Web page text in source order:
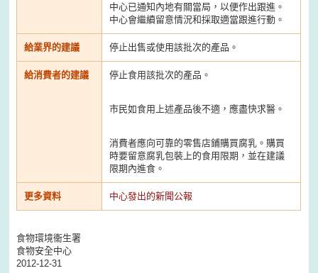
中心已通知內地有關當局，以便作出跟進。
中心會繼續留意情況和採取適當跟進行動。
給業界的建議 停止出售或使用該批次的產品。
給消費者的建議 停止食用該批次的產品。
市民如食用上述產品後不適，應盡快求醫。
消費者應向可靠的零售店鋪購買腐乳。購買
時要留意腐乳包裝上的食用限期，並在建議
限期內進食。
更多資料 中心發出的新聞公報
食物環境衞生署
食物安全中心
2012-12-31